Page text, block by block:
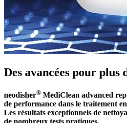
Des avancées pour plus
neodisher® MediClean advanced
de performance dans le traitement
Les résultats exceptionnels de